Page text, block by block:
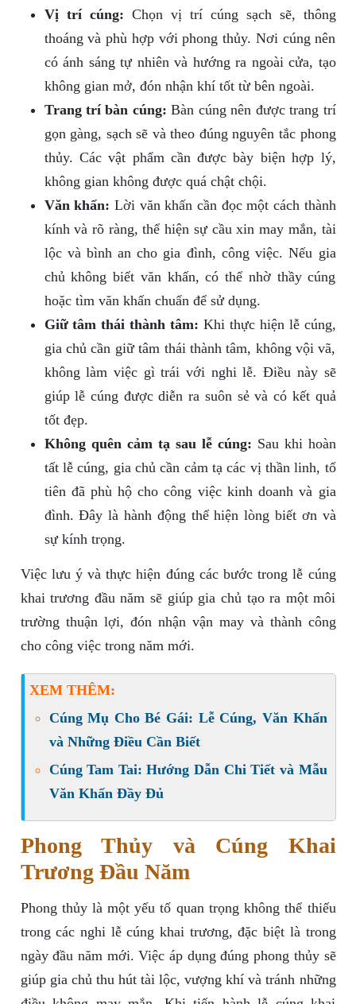
Vị trí cúng: Chọn vị trí cúng sạch sẽ, thông
thoáng và phù hợp với phong thủy. Nơi cúng nên
có ánh sáng tự nhiên và hướng ra ngoài cửa, tạo
không gian mở, đón nhận khí tốt từ bên ngoài.
Trang trí bàn cúng: Bàn cúng nên được trang trí
gọn gàng, sạch sẽ và theo đúng nguyên tắc phong
thủy. Các vật phẩm cần được bày biện hợp lý,
không gian không được quá chật chội.
Văn khấn: Lời văn khấn cần đọc một cách thành
kính và rõ ràng, thể hiện sự cầu xin may mắn, tài
lộc và bình an cho gia đình, công việc. Nếu gia
chủ không biết văn khấn, có thể nhờ thầy cúng
hoặc tìm văn khấn chuẩn để sử dụng.
Giữ tâm thái thành tâm: Khi thực hiện lễ cúng,
gia chủ cần giữ tâm thái thành tâm, không vội vã,
không làm việc gì trái với nghi lễ. Điều này sẽ
giúp lễ cúng được diễn ra suôn sẻ và có kết quả
tốt đẹp.
Không quên cảm tạ sau lễ cúng: Sau khi hoàn
tất lễ cúng, gia chủ cần cảm tạ các vị thần linh, tổ
tiên đã phù hộ cho công việc kinh doanh và gia
đình. Đây là hành động thể hiện lòng biết ơn và
sự kính trọng.
Việc lưu ý và thực hiện đúng các bước trong lễ cúng
khai trương đầu năm sẽ giúp gia chủ tạo ra một môi
trường thuận lợi, đón nhận vận may và thành công
cho công việc trong năm mới.
XEM THÊM:
Cúng Mụ Cho Bé Gái: Lễ Cúng, Văn Khấn
và Những Điều Cần Biết
Cúng Tam Tai: Hướng Dẫn Chi Tiết và Mẫu
Văn Khấn Đầy Đủ
Phong Thủy và Cúng Khai
Trương Đầu Năm
Phong thủy là một yếu tố quan trọng không thể thiếu
trong các nghi lễ cúng khai trương, đặc biệt là trong
ngày đầu năm mới. Việc áp dụng đúng phong thủy sẽ
giúp gia chủ thu hút tài lộc, vượng khí và tránh những